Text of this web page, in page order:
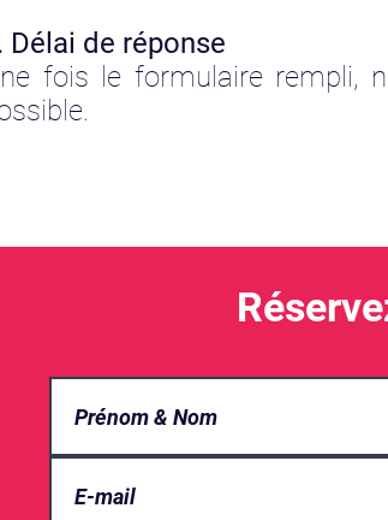
Délai de réponse
fois le formulaire rempli,